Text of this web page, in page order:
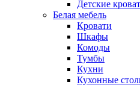
Детские
Белая мебель
Кровати
Шкафы
Комоды
Тумбы
Кухни
Кухонные